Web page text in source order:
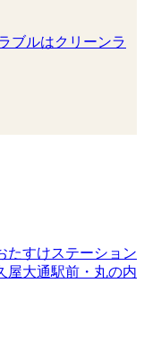
ブルはクリーンラ
たすけステーション
屋大通駅前・丸の内